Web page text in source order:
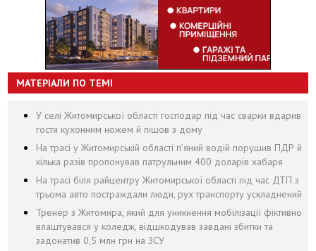
МАТЕРІАЛИ ПО ТЕМІ
У селі Житомирської області господар під час сварки вдарив
гостя кухонним ножем й пішов з дому
На трасі у Житомирській області п’яний водій порушив ПДР й
кілька разів пропонував патрульним 400 доларів хабаря
На трасі біля райцентру Житомирської області під час ДТП з
трьома авто постраждали люди, рух транспорту ускладнений
Тренер з Житомира, який для уникнення мобілізації фіктивно
влаштувався у коледж, відшкодував завдані збитки та
задонатив 0,5 млн грн на ЗСУ